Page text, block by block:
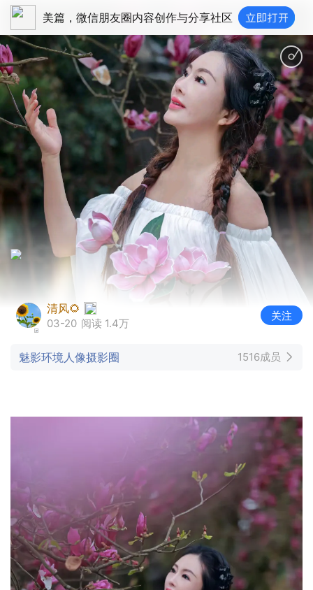
美篇，微信朋友圈内容创作与分享社区
清风🌻
03-20 阅读 1.4万
关注
魅影环境人像摄影圈 1516成员